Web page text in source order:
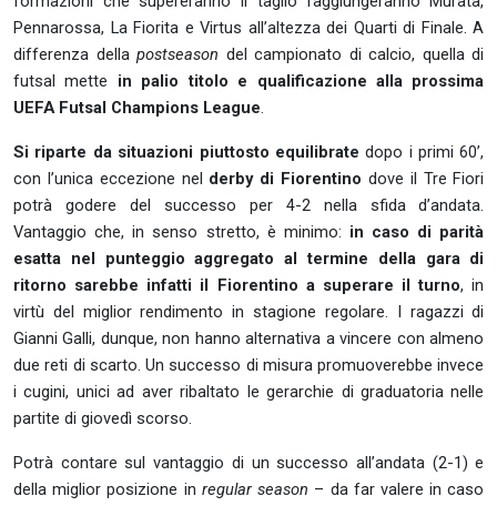
Pennarossa, La Fiorita e Virtus all’altezza dei Quarti di Finale. A
differenza dellapostseason del campionato di calcio, quella di
futsal mette in palio titolo e qualificazione alla prossima
UEFA Futsal Champions League
Si riparte da situazioni piuttosto equilibrate dopo i primi 60’,
con l’unica eccezione nel derby di Fiorentino dove il Tre Fiori
potrà godere del successo per 4-2 nella sfida d’andata.
Vantaggio che, in senso stretto, è minimo: in caso di parità
esatta nel punteggio aggregato al termine della gara di
ritorno sarebbe infatti il Fiorentino a superare il turno, in
virtù del miglior rendimento in stagione regolare. I ragazzi di
Gianni Galli, dunque, non hanno alternativa a vincere con almeno
due reti di scarto. Un successo di misura promuoverebbe invece
i cugini, unici ad aver ribaltato le gerarchie di graduatoria nelle
partite di giovedì scorso.
Potrà contare sul vantaggio di un successo all’andata (2-1) e
della miglior posizione in regular season – da far valere in caso